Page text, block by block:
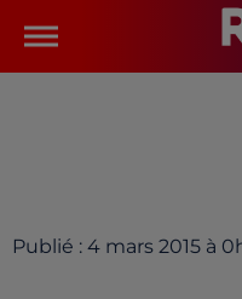
Publié : 4 mars 2015 à